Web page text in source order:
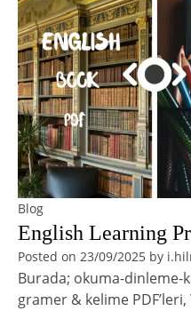
Blog
English Learning
Posted on 23/09/2025 by
Burada; okuma-dinleme-
gramer & kelime